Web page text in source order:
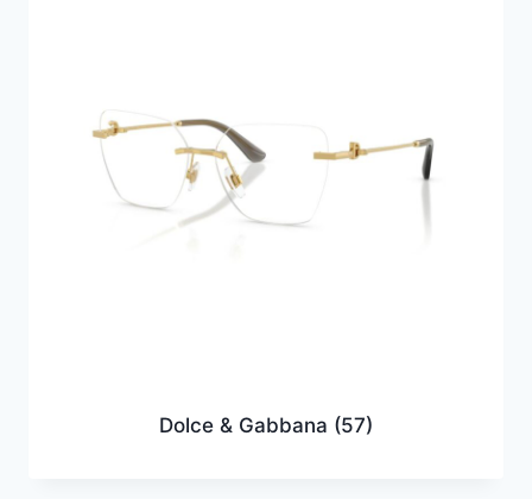
Dolce & Gabbana (57)